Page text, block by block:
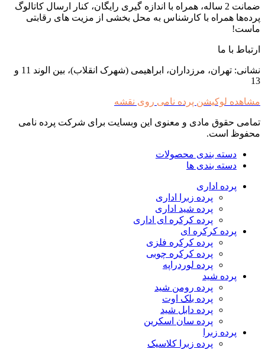
ضمانت 2 ساله، همراه با اندازه گیری رایگان، کنار ارسال کاتالوگ
پرده‌ها همراه با کارشناس به محل بخشی از مزیت های رقابتی
ماست!
ارتباط با ما
نشانی: تهران، مرزداران، ابراهیمی (شهرک انقلاب)، بین الوند 11 و
13
مشاهده لوکیشن پرده نامی روی نقشه
تمامی حقوق مادی و معنوی این وبسایت برای شرکت پرده نامی
محفوظ است.
دسته بندی محصولات
دسته بندی ها
پرده اداری
پرده زبرا اداری
پرده شید اداری
پرده کرکره ای اداری
پرده کرکره ای
پرده کرکره فلزی
پرده کرکره چوبی
پرده لوردراپه
پرده شید
پرده رومن شید
پرده بلک اوت
پرده دابل شید
پرده سان اسکرین
پرده زبرا
پرده زبرا کلاسیک